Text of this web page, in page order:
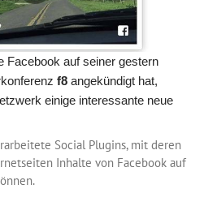
Facebook auf seiner gestern
f8 angekündigt hat,
einige interessante neue
Social Plugins, mit deren
Inhalte von Facebook auf